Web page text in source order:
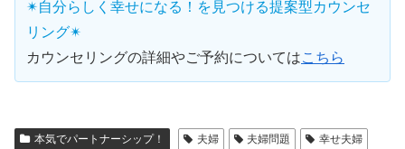
✴︎自分らしく幸せになる！を見つける提案型カウンセ
リング✴︎
カウンセリングの詳細やご予約についてはこちら
本気でパートナーシップ！ 夫婦 夫婦問題 幸せ夫婦